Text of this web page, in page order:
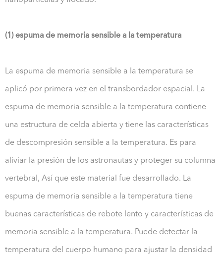
(1) espuma de memoria sensible a la temperatura
La espuma de memoria sensible a la temperatura se
aplicó por primera vez en el transbordador espacial. La
espuma de memoria sensible a la temperatura contiene
una estructura de celda abierta y tiene las características
de descompresión sensible a la temperatura. Es para
aliviar la presión de los astronautas y proteger su columna
vertebral, Así que este material fue desarrollado. La
espuma de memoria sensible a la temperatura tiene
buenas características de rebote lento y características de
memoria sensible a la temperatura. Puede detectar la
temperatura del cuerpo humano para ajustar la densidad